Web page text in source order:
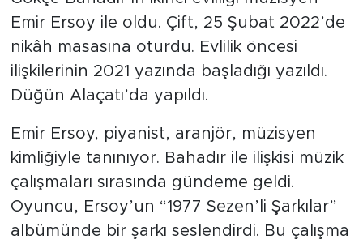
Emir Ersoy ile oldu. Çift, 25 Şubat 2022’de
nikâh masasına oturdu. Evlilik öncesi
ilişkilerinin 2021 yazında başladığı yazıldı.
Düğün Alaçatı’da yapıldı.
Emir Ersoy, piyanist, aranjör, müzisyen
kimliğiyle tanınıyor. Bahadır ile ilişkisi müzik
çalışmaları sırasında gündeme geldi.
Oyuncu, Ersoy’un “1977 Sezen’li Şarkılar”
albümünde bir şarkı seslendirdi. Bu çalışma